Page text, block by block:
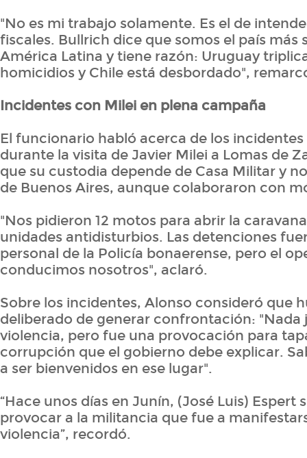
"No es mi trabajo solamente. Es el de
fiscales. Bullrich dice que somos el país más
América Latina y tiene razón: Uruguay
homicidios y Chile está desbordado",
Incidentes con Milei en plena campaña
El funcionario habló acerca de los
durante la visita de Javier Milei a Lomas de
que su custodia depende de Casa Militar y
de Buenos Aires, aunque colaboraron con
"Nos pidieron 12 motos para abrir la
unidades antidisturbios. Las detenciones
personal de la Policía bonaerense, pero el
conducimos nosotros", aclaró.
Sobre los incidentes, Alonso consideró que
deliberado de generar confrontación: "Nada
violencia, pero fue una provocación para
corrupción que el gobierno debe explicar.
a ser bienvenidos en ese lugar".
“Hace unos días en Junín, (José Luis) Espert
provocar a la militancia que fue a
violencia”, recordó.